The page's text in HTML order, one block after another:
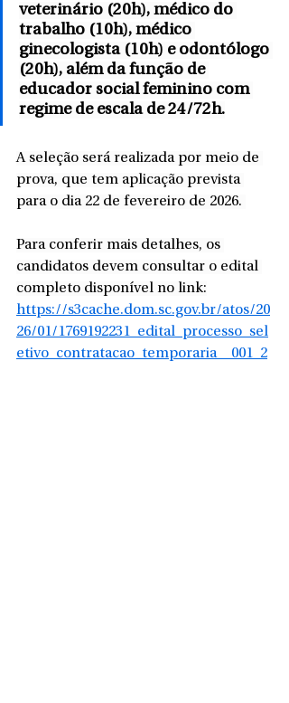
veterinário (20h), médico do
trabalho (10h), médico
ginecologista (10h) e odontólogo
(20h), além da função de
educador social feminino com
regime de escala de 24/72h.
A seleção será realizada por meio de
prova, que tem aplicação prevista
para o dia 22 de fevereiro de 2026.
Para conferir mais detalhes, os
candidatos devem consultar o edital
completo disponível no link:
https://s3cache.dom.sc.gov.br/atos/20
26/01/1769192231_edital_processo_sel
etivo_contratacao_temporaria__001_2